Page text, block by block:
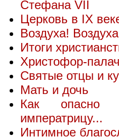
Стефана VII
Церковь в IX
Воздуха!
Итоги
Христофор-палач
Святые отцы и
Мать и дочь
Как опасно
императрицу...
Интимное